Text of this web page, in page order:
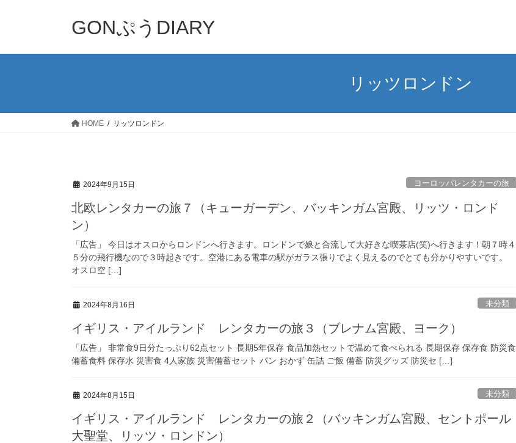
GONぷうDIARY
リッツロンドン
HOME リッツロンドン
2024年9月15日 ヨーロッパレンタカーの旅
北欧レンタカーの旅７（キューガーデン、バッキンガム宮殿、リッツ・ロンド
ン）
「広告」 今日はオスロからロンドンへ行きます。ロンドンで娘と合流して大好きな喫茶店(笑)へ行きます！朝７時４
５分の飛行機なので３時起きです。空港にある電車の駅がガラス張りでよく見えるのでとても分かりやすいです。
オスロ空 […]
2024年8月16日 未分類
イギリス・アイルランド レンタカーの旅３（ブレナム宮殿、ヨーク）
「広告」 非常食9日分たっぷり62点セット 長期5年保存 食品加熱セットで温めて食べられる 長期保存 保存食 防災食
備蓄食料 保存水 災害食 4人家族 災害備蓄セット パン おかず 缶詰 ご飯 備蓄 防災グッズ 防災セ […]
2024年8月15日 未分類
イギリス・アイルランド レンタカーの旅２（バッキンガム宮殿、セントポール
大聖堂、リッツ・ロンドン）